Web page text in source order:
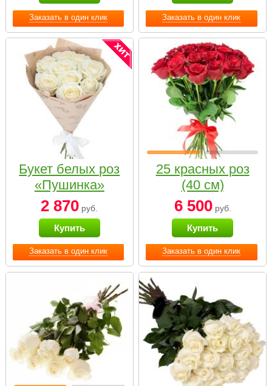
Заказать в один клик Заказать в один клик
Заказать в один клик
Букет белых роз
«Пушинка»
2 870 руб.
Купить
Заказать в один клик
25 красных роз
(40 см)
6 500руб.
Купить